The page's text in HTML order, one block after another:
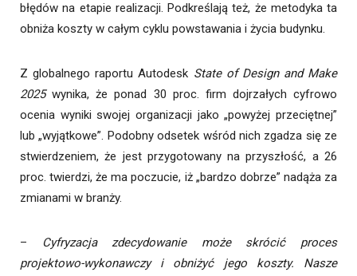
błędów na etapie realizacji. Podkreślają też, że metodyka ta
obniża koszty w całym cyklu powstawania i życia budynku.
Z globalnego raportu Autodesk State of Design and Make
2025wynika, że ponad 30 proc. firm dojrzałych cyfrowo
ocenia wyniki swojej organizacji jako „powyżej przeciętnej”
lub „wyjątkowe”. Podobny odsetek wśród nich zgadza się ze
stwierdzeniem, że jest przygotowany na przyszłość, a 26
proc. twierdzi, że ma poczucie, iż „bardzo dobrze” nadąża za
zmianami w branży.
– Cyfryzacja zdecydowanie może skrócić proces
projektowo-wykonawczy i obniżyć jego koszty. Nasze